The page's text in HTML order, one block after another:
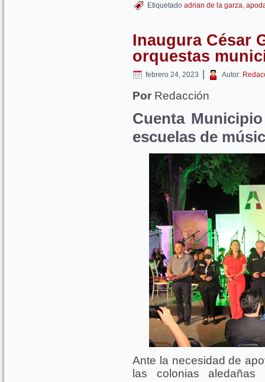
Etiquetado adrian de la garza,
Inaugura César
orquestas
febrero 24, 2023 | Autor:
Por Redacción
Cuenta
escuelas de
Ante la necesidad de
las colonias